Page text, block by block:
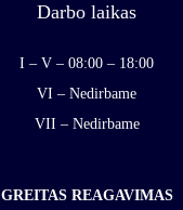
Darbo laikas
I – V – 08:00 – 18:00
VI – Nedirbame
VII – Nedirbame
GREITAS REAGAVIMAS